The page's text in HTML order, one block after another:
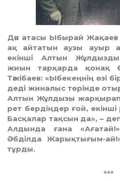
Дән атасы Ыбырай Жақаев
ақ айтатын аузы ауыр
екінші Алтын
жиын тарқарда қонақ
Тәжібаев: «Ыбекеңнің өзі
деді жиналыс төрінде
Алтын Жұлдызы жарқырап
рет бердіңдер ғой, екінші
Басқалар тақсын да», –
Алдында ғана
Әбділда Жарықтығым-
тұрды.
***